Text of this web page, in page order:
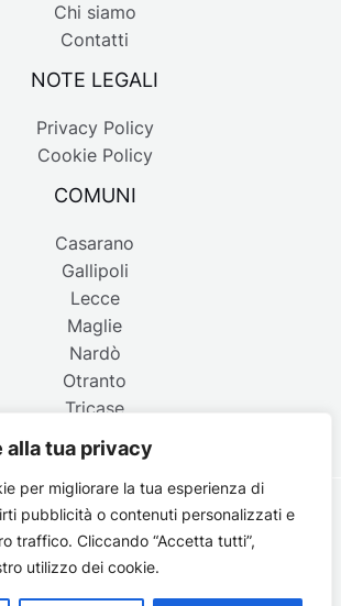
alla tua privacy
per migliorare la tua esperienza di
pubblicità o contenuti personalizzati e
traffico. Cliccando “Accetta tutti”,
utilizzo dei cookie.
Chi siamo
Contatti
NOTE LEGALI
Privacy Policy
Cookie Policy
COMUNI
Casarano
Gallipoli
Lecce
Maglie
Nardò
Otranto
Tricase
Belpaese | Periodico d'informazione del
- Testata registrata il 18 gennaio